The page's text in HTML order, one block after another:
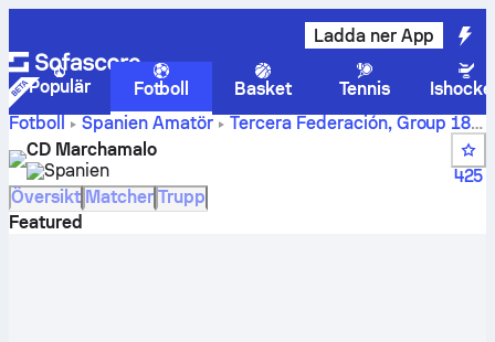
Ladda ner App
Populär Fotboll Basket Tennis
Fotboll
SpanienAmatör
Tercera Federación, Group 18
CD Marchamalos poäng, matcher, tabellställning och
spelarstatistik
CD Marchamalo
Spanien
425
Översikt Matcher Trupp
Featured